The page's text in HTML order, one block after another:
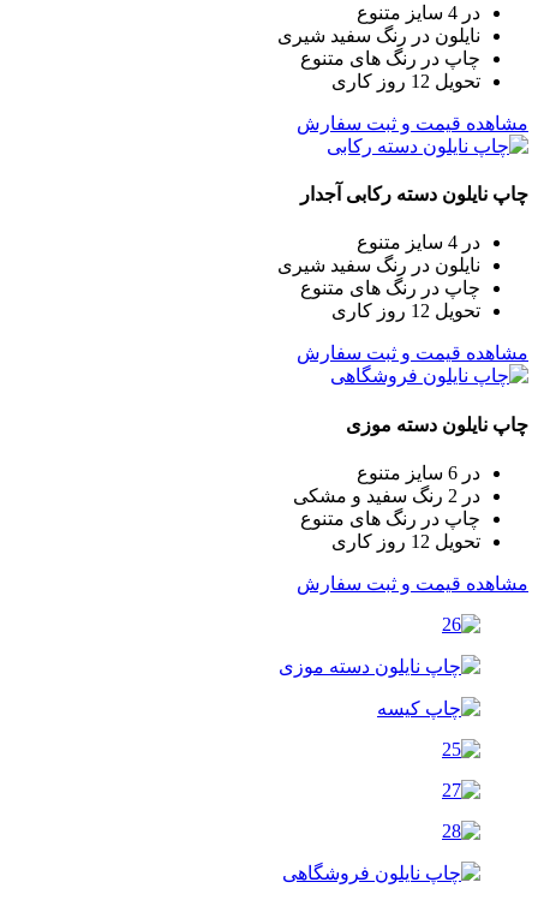
در 4 سایز متنوع
نایلون در رنگ سفید شیری
چاپ در رنگ های متنوع
تحویل 12 روز کاری
مشاهده قیمت و ثبت سفارش
چاپ نایلون دسته رکابی آجدار
در 4 سایز متنوع
نایلون در رنگ سفید شیری
چاپ در رنگ های متنوع
تحویل 12 روز کاری
مشاهده قیمت و ثبت سفارش
چاپ نایلون دسته موزی
در 6 سایز متنوع
در 2 رنگ سفید و مشکی
چاپ در رنگ های متنوع
تحویل 12 روز کاری
مشاهده قیمت و ثبت سفارش